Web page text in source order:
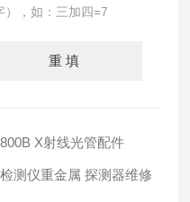
），如：三加四=7
X射线光管配件
测仪重金属 探测器维修